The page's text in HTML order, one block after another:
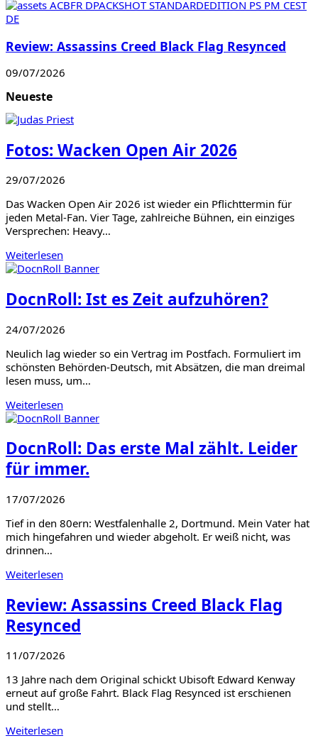
Review: Assassins Creed Black Flag Resynced
09/07/2026
Neueste
Fotos: Wacken Open Air 2026
29/07/2026
Das Wacken Open Air 2026 ist wieder ein Pflichttermin für
jeden Metal-Fan. Vier Tage, zahlreiche Bühnen, ein einziges
Versprechen: Heavy…
Weiterlesen
DocnRoll: Ist es Zeit aufzuhören?
24/07/2026
Neulich lag wieder so ein Vertrag im Postfach. Formuliert im
schönsten Behörden-Deutsch, mit Absätzen, die man dreimal
lesen muss, um…
Weiterlesen
DocnRoll: Das erste Mal zählt. Leider
für immer.
17/07/2026
Tief in den 80ern: Westfalenhalle 2, Dortmund. Mein Vater hat
mich hingefahren und wieder abgeholt. Er weiß nicht, was
drinnen…
Weiterlesen
Review: Assassins Creed Black Flag
Resynced
11/07/2026
13 Jahre nach dem Original schickt Ubisoft Edward Kenway
erneut auf große Fahrt. Black Flag Resynced ist erschienen
und stellt…
Weiterlesen